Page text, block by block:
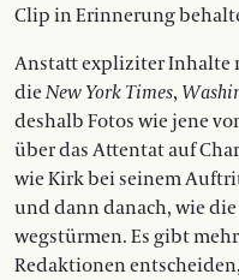
Clip in Erinnerung
Anstatt expliziter Inhalte
dieNew York Times,
deshalb Fotos wie jene
über das Attentat auf
wie Kirk bei seinem
und dann ­danach, wie
wegstürmen. Es gibt
Redaktionen